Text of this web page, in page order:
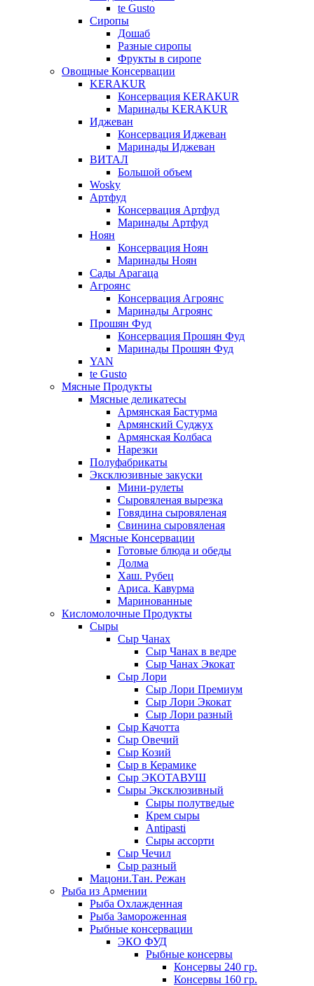
te Gusto
Сиропы
Дошаб
Разные сиропы
Фрукты в сиропе
Овощные Консервации
KERAKUR
Консервация KERAKUR
Маринады KERAKUR
Иджеван
Консервация Иджеван
Маринады Иджеван
ВИТАЛ
Большой объем
Wosky
Артфуд
Консервация Артфуд
Маринады Артфуд
Ноян
Консервация Ноян
Маринады Ноян
Сады Арагаца
Агроянс
Консервация Агроянс
Маринады Агроянс
Прошян Фуд
Консервация Прошян Фуд
Маринады Прошян Фуд
YAN
te Gusto
Мясные Продукты
Мясные деликатесы
Армянская Бастурма
Армянский Суджух
Армянская Колбаса
Нарезки
Полуфабрикаты
Эксклюзивные закуски
Мини-рулеты
Сыровяленая вырезка
Говядина сыровяленая
Свинина сыровяленая
Мясные Консервации
Готовые блюда и обеды
Долма
Хаш. Рубец
Ариса. Кавурма
Маринованные
Кисломолочные Продукты
Сыры
Сыр Чанах
Сыр Чанах в ведре
Сыр Чанах Экокат
Сыр Лори
Сыр Лори Премиум
Сыр Лори Экокат
Сыр Лори разный
Сыр Качотта
Сыр Овечий
Сыр Козий
Сыр в Керамике
Сыр ЭКОТАВУШ
Сыры Эксклюзивный
Сыры полутведые
Крем сыры
Antipasti
Сыры ассорти
Сыр Чечил
Сыр разный
Мацони.Тан. Режан
Рыба из Армении
Рыба Охлажденная
Рыба Замороженная
Рыбные консервации
ЭКО ФУД
Рыбные консервы
Консервы 240 гр.
Консервы 160 гр.